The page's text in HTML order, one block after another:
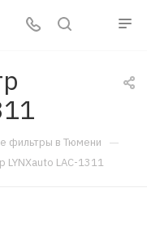
фильтры в Тюмени —
LYNXauto LAC-1311